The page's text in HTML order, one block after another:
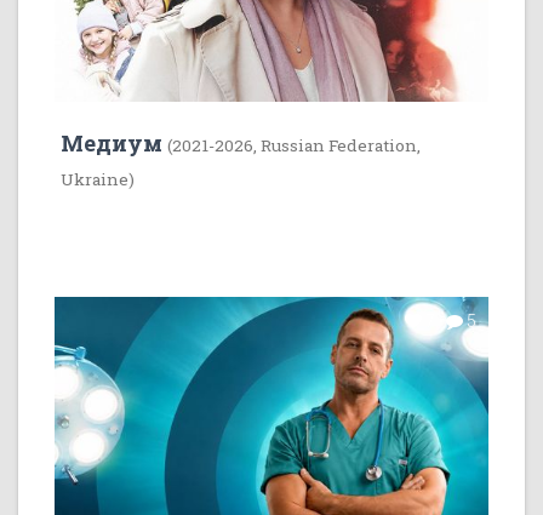
Медиум (2021-2026, Russian Federation,
Ukraine)
7 5